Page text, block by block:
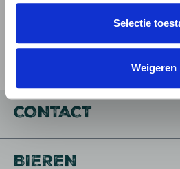
Selectie
Weigeren
CONTACT
BIEREN